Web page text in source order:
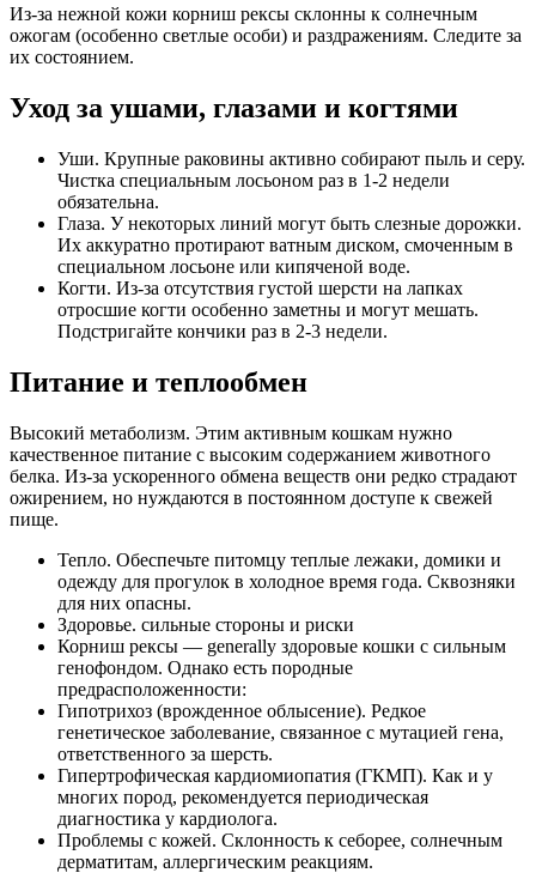
Из-за нежной кожи корниш рексы склонны к солнечным
ожогам (особенно светлые особи) и раздражениям. Следите за
их состоянием.
Уход за ушами, глазами и когтями
Уши. Крупные раковины активно собирают пыль и серу.
Чистка специальным лосьоном раз в 1-2 недели
обязательна.
Глаза. У некоторых линий могут быть слезные дорожки.
Их аккуратно протирают ватным диском, смоченным в
специальном лосьоне или кипяченой воде.
Когти. Из-за отсутствия густой шерсти на лапках
отросшие когти особенно заметны и могут мешать.
Подстригайте кончики раз в 2-3 недели.
Питание и теплообмен
Высокий метаболизм. Этим активным кошкам нужно
качественное питание с высоким содержанием животного
белка. Из-за ускоренного обмена веществ они редко страдают
ожирением, но нуждаются в постоянном доступе к свежей
пище.
Тепло. Обеспечьте питомцу теплые лежаки, домики и
одежду для прогулок в холодное время года. Сквозняки
для них опасны.
Здоровье. сильные стороны и риски
Корниш рексы — generally здоровые кошки с сильным
генофондом. Однако есть породные
предрасположенности:
Гипотрихоз (врожденное облысение). Редкое
генетическое заболевание, связанное с мутацией гена,
ответственного за шерсть.
Гипертрофическая кардиомиопатия (ГКМП). Как и у
многих пород, рекомендуется периодическая
диагностика у кардиолога.
Проблемы с кожей. Склонность к себорее, солнечным
дерматитам, аллергическим реакциям.